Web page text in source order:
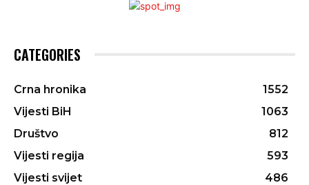
CATEGORIES
Crna hronika
1552
Vijesti BiH
1063
Društvo
812
Vijesti regija
593
Vijesti svijet
486